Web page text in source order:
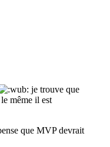
je trouve que
même il est
que MVP devrait